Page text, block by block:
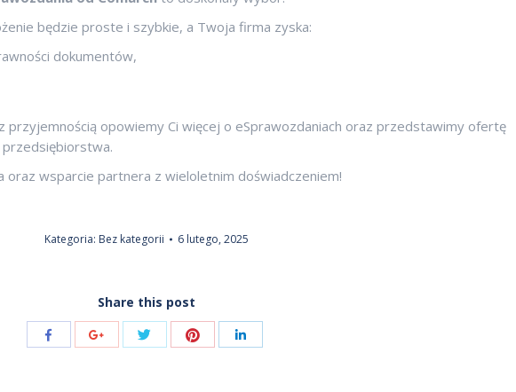
będzie proste i szybkie, a Twoja firma zyska:
dokumentów,
przyjemnością opowiemy Ci więcej o eSprawozdaniach oraz przedstawimy ofertę
wsparcie partnera z wieloletnim doświadczeniem!
Kategoria: Bez kategorii 6 lutego, 2025
Share this post
Udostępnij Udostępnij UdostępnijUdostępnijUdostępnij